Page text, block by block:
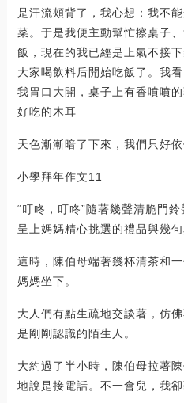
是汗流頰背了，我心想：我不
菜。于是我便主動幫忙擦桌子
飯，現在的我已經是上氣不接下
大家喝飲料后開始吃飯了。我
我胃口大開，桌子上有香噴噴
好吃的木耳
天色漸漸暗了下來，我們只好依
小學拜年作文11
“叮咚，叮咚”隨著幾聲清脆門
呈上媽媽精心挑選的禮品與幾句
這時，陳伯母端著幾杯清茶和
媽媽坐下。
大人們有點生疏地交談著，仿
是剛剛認識的陌生人。
大約過了半小時，陳伯母拉著
地說是接電話。不一會兒，我